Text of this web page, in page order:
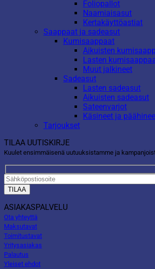
Foliopallot
Naamiaisasut
Kertakäyttöastiat
Saappaat ja sadeasut
Kumisaappaat
Aikuisten
Lasten
Muut jalkineet
Sadeasut
Lasten sadeasut
Aikuisten sadeasut
Sateenvarjot
Käsineet ja
Tarjoukset
TILAA UUTISKIRJE
Kuulet ensimmäisenä uutuuksistamme ja
ASIAKASPALVELU
Ota yhteyttä
Maksutavat
Toimitustavat
Yritysasiakas
Palautus
Yleiset ehdot